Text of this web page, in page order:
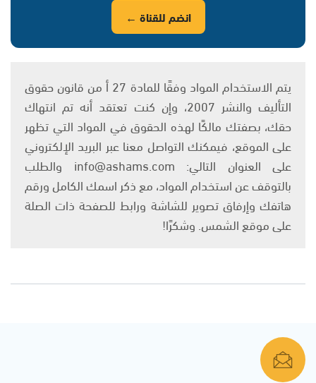
انضم للقناة ←
يتم الاستخدام المواد وفقًا للمادة 27 أ من قانون حقوق
التأليف والنشر 2007، وإن كنت تعتقد أنه تم انتهاك
حقك، بصفتك مالكًا لهذه الحقوق في المواد التي تظهر
على الموقع، فيمكنك التواصل معنا عبر البريد الإلكتروني
على العنوان التالي: info@ashams.com والطلب
بالتوقف عن استخدام المواد، مع ذكر اسمك الكامل ورقم
هاتفك وإرفاق تصوير للشاشة ورابط للصفحة ذات الصلة
على موقع الشمس. وشكرًا!